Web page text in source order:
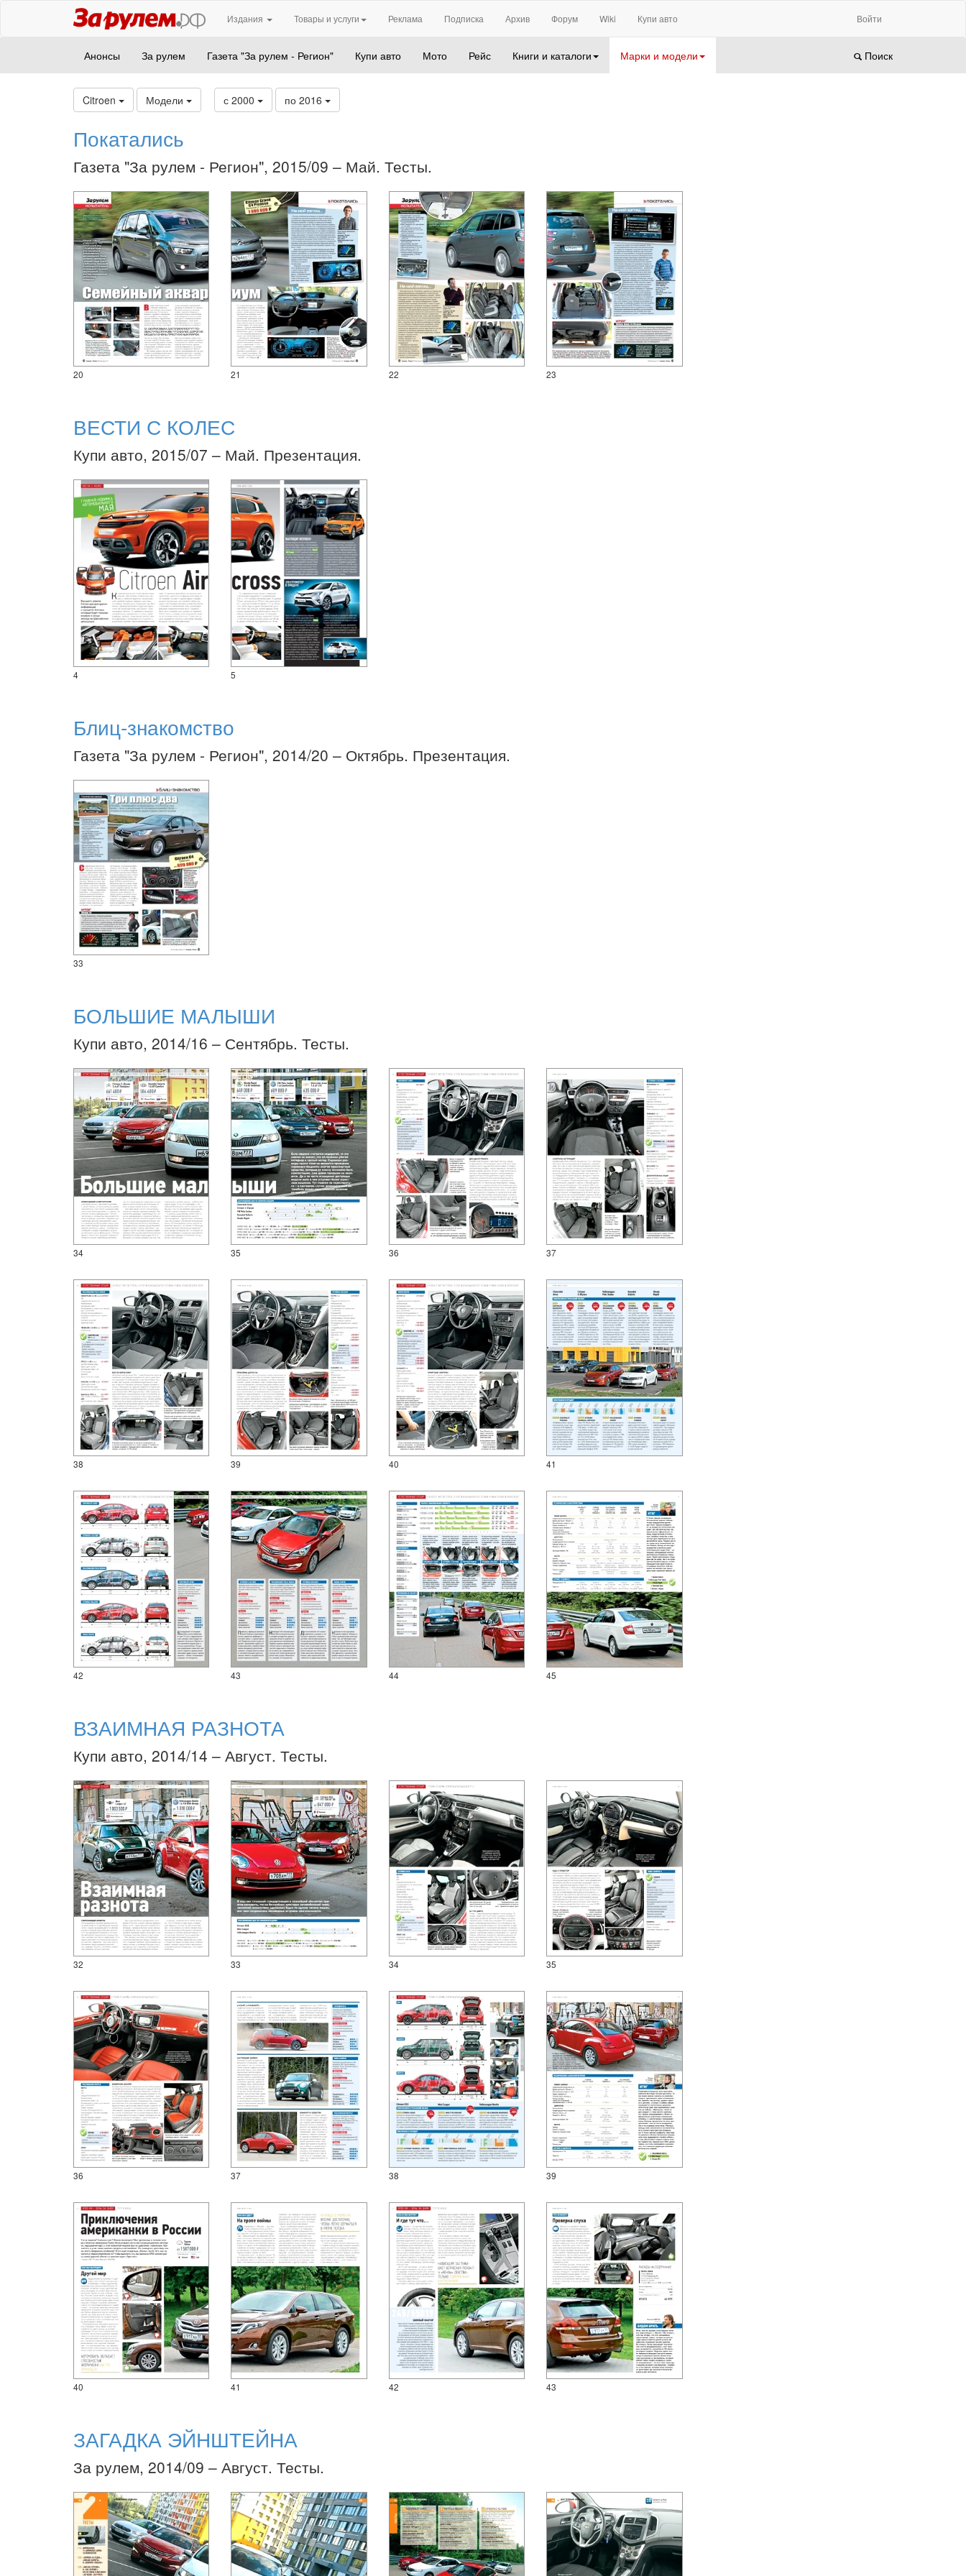
Издания Товары и услуги Реклама Подписка Архив Форум Wiki Купи авто Войти
Анонсы За рулем Газета "За рулем - Регион" Купи авто Мото Рейс Книги и каталоги Марки и модели Поиск
Citroen Модели с 2000 по 2016
Покатались
Газета "За рулем - Регион", 2015/09 – Май. Тесты.
20 21 22 23
ВЕСТИ С КОЛЕС
Купи авто, 2015/07 – Май. Презентация.
4 5
Блиц-знакомство
Газета "За рулем - Регион", 2014/20 – Октябрь. Презентация.
33
БОЛЬШИЕ МАЛЫШИ
Купи авто, 2014/16 – Сентябрь. Тесты.
34 35 36 37
38 39 40 41
42 43 44 45
ВЗАИМНАЯ РАЗНОТА
Купи авто, 2014/14 – Август. Тесты.
32 33 34 35
36 37 38 39
40 41 42 43
ЗАГАДКА ЭЙНШТЕЙНА
За рулем, 2014/09 – Август. Тесты.